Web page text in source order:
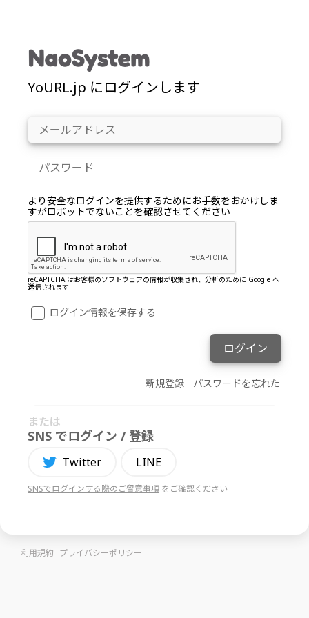
YoURL.jp にログインします
より安全なログインを提供するためにお手数をおかけしま
すがロボットでないことを確認させてください
reCAPTCHA はお客様のソフトウェアの情報が収集され、分析のために Google へ
送信されます
ログイン情報を保存する
ログイン
新規登録 パスワードを忘れた
または
SNS でログイン / 登録
Twitter LINE
SNSでログインする際のご留意事項 をご確認ください
利用規約 プライバシーポリシー